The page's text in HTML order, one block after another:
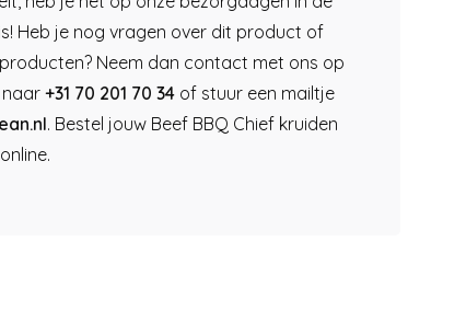
Heb je nog vragen over dit product of
Neem dan contact met ons op
+31 70 201 70 34 of stuur een mailtje
. Bestel jouw Beef BBQ Chief kruiden